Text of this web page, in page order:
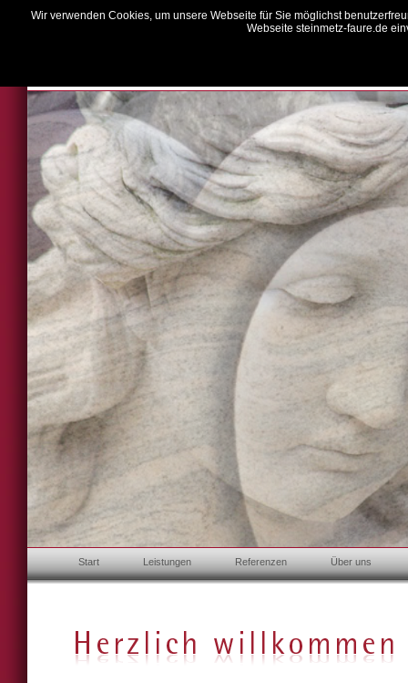
Wir verwenden Cookies, um unsere Webseite für Sie möglichst
Webseite steinmetz-faure.de
Start Leistungen Referenzen Über uns